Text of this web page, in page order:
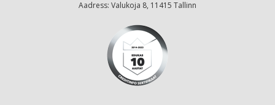
|
Aadress: Valukoja 8, 11415 Tallinn